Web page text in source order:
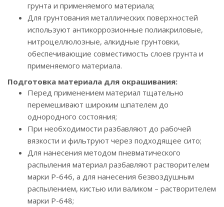
грунта и применяемого материала;
Для грунтования металлических поверхностей
используют антикоррозионные полиакриловые,
нитроцеллюлозные, алкидные грунтовки,
обеспечивающие совместимость слоев грунта и
применяемого материала.
Подготовка материала для окрашивания:
Перед применением материал тщательно
перемешивают широким шпателем до
однородного состояния;
При необходимости разбавляют до рабочей
вязкости и фильтруют через подходящее сито;
Для нанесения методом пневматического
распыления материал разбавляют растворителем
марки Р-646, а для нанесения безвоздушным
распылением, кистью или валиком – растворителем
марки Р-648;